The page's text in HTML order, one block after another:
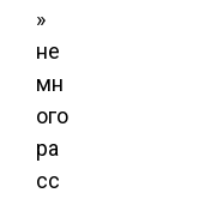
»
не
мн
ого
ра
сс